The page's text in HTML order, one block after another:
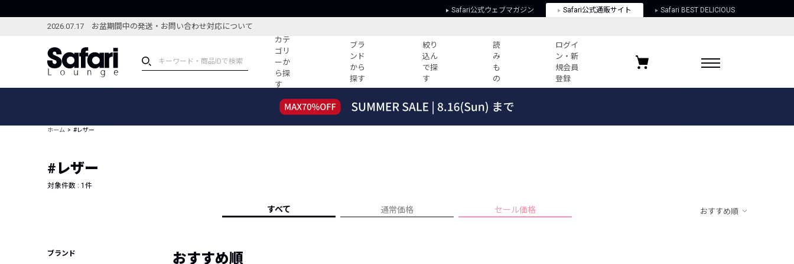
Safari公式ウェブマガジン Safari公式通販サイト Safari BEST DELICIOUS
2026.07.17 お盆期間中の発送・お問い合わせ対応について
カテ
ゴリ
ーか
ら探
す
ブラ
ンド
から
探す
絞り
込ん
で探
す
読
み
も
の
ログイ
ン・新
規会員
登録
ブランドから探す
新着アイテム
編集部のおすすめアイテム
すべての記事
人気記事ランキング
プライバシーポリシー
お気に入りブランド
ホーム #レザー
#レザー
対象件数 : 1 件
すべて 通常価格 セール価格 おすすめ順
ブランド おすすめ順